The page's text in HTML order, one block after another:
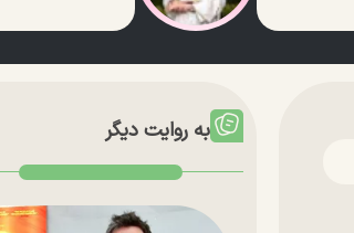
به روایت دیگر